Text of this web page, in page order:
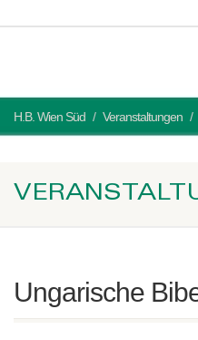
H.B. Wien Süd Veranstaltungen
Ungarische